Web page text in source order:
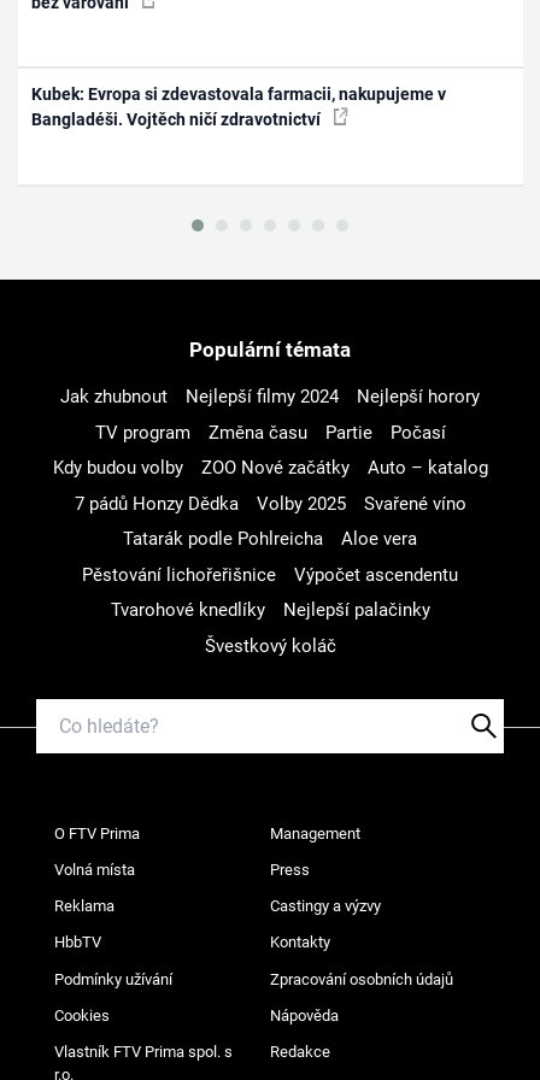
Kubek: Evropa si zdevastovala farmacii, nakupujeme v
Bangladéši. Vojtěch ničí zdravotnictví
Populární témata
Jak zhubnout Nejlepší filmy 2024
Nejlepší horory
TV program
Změna času Partie
Počasí
Kdy budou volby
ZOO Nové začátky
Auto – katalog
7 pádů Honzy Dědka
Volby 2025
Svařené víno
Tatarák podle Pohlreicha
Aloe vera
Pěstování lichořeřišnice
Výpočet ascendentu
Tvarohové knedlíky
Nejlepší palačinky
Švestkový koláč
O FTV Prima Management
Volná místa Press
Reklama Castingy a výzvy
HbbTV Kontakty
Podmínky užívání Zpracování osobních údajů
Cookies Nápověda
Vlastník FTV Prima spol. s
r.o.
Redakce